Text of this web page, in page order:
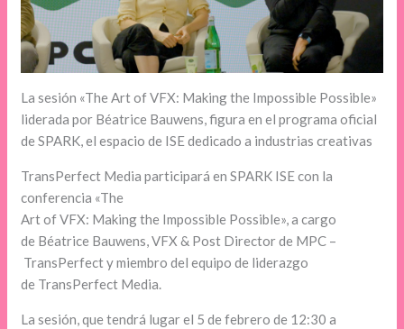
La sesión «The Art of VFX: Making the Impossible Possible»
liderada por Béatrice Bauwens, figura en el programa oficial
de SPARK, el espacio de ISE dedicado a industrias creativas
TransPerfect Media participará en SPARK ISE con la
conferencia «The
Art of VFX: Making the Impossible Possible», a cargo
de Béatrice Bauwens, VFX & Post Director de MPC –
TransPerfect y miembro del equipo de liderazgo
de TransPerfect Media.
La sesión, que tendrá lugar el 5 de febrero de 12:30 a